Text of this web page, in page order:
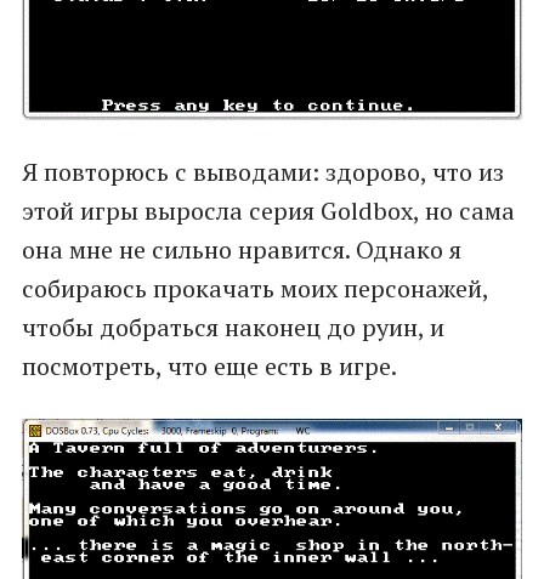
Я повторюсь с выводами: здорово, что из
этой игры выросла серия Goldbox, но сама
она мне не сильно нравится. Однако я
собираюсь прокачать моих персонажей,
чтобы добраться наконец до руин, и
посмотреть, что еще есть в игре.